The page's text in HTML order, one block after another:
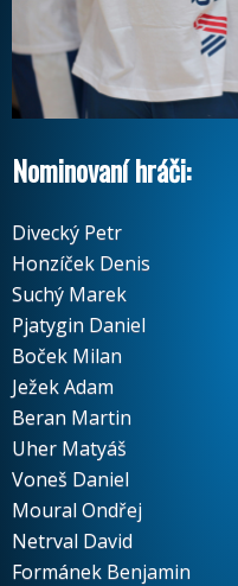
Nominovaní hráči:
Divecký Petr
Honzíček Denis
Suchý Marek
Pjatygin Daniel
Boček Milan
Ježek Adam
Beran Martin
Uher Matyáš
Voneš Daniel
Moural Ondřej
Netrval David
Formánek Benjamin